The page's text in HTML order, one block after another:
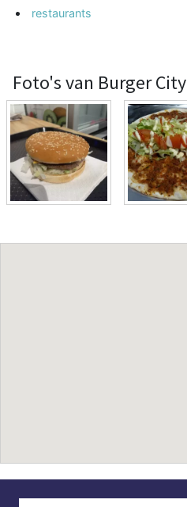
restaurants
Foto's van Burger City